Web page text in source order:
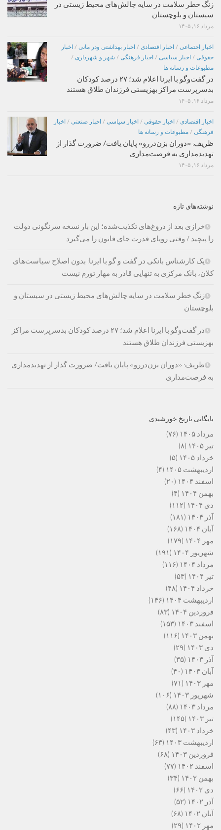
زنگ خطر سلامت در سایه چالش‌های محیط زیستی در
سیستان و بلوچستان
مرداد ۱۶, ۱۴۰۵
اخبار اجتماعی / اخبار اقتصادی / اخبار بهداشتی ودر مانی / اخبار
حقوقی / اخبار سیاسی / اخبار فرهنگی / شهر و شهرداری /
مطبوعات و رسانه ها
در گفت‌وگو با ایرنا اعلام شد؛ ۲۷ درصد کودکان
بدسرپرست مراکز بهزیستی فرزندان طلاق هستند
مرداد ۱۶, ۱۴۰۵
اخبار اقتصادی / اخبار حقوقی / اخبار سیاسی / اخبار صنعتی / اخبار
فرهنگی / مطبوعات و رسانه ها
ظریف: «دوران بزن‌دررو» پایان یافت/ ضرورت گذار از
تهدیدمداری به فرصت‌مداری
مرداد ۱۶, ۱۴۰۵
نوشته‌های تازه
خرازی بعد از دروغ‌های تکذیب‌شده؛ این بار نسخه سرنگونی دولت
را پیچید / وقتی رویای قدرت جای قانون را می‌گیرد
یک کارشناس بانکی در گفت و گو با ایرنا: بدون اصلاح سیاست‌های
کلان، بانک مرکزی به تنهایی قادر به مهار تورم نیست
زنگ خطر سلامت در سایه چالش‌های محیط زیستی در سیستان و
بلوچستان
در گفت‌وگو با ایرنا اعلام شد؛ ۲۷ درصد کودکان بدسرپرست مراکز
بهزیستی فرزندان طلاق هستند
ظریف: «دوران بزن‌دررو» پایان یافت/ ضرورت گذار از تهدیدمداری
به فرصت‌مداری
بایگانی تاریخ خورشیدی
مرداد ۱۴۰۵
(۷۶)
تیر ۱۴۰۵
(۸)
خرداد ۱۴۰۵
(۵)
اردیبهشت ۱۴۰۵
(۴)
اسفند ۱۴۰۴
(۲۰)
بهمن ۱۴۰۴
(۴)
دی ۱۴۰۴
(۱۱۲)
آذر ۱۴۰۴
(۱۸۱)
آبان ۱۴۰۴
(۱۶۸)
مهر ۱۴۰۴
(۱۷۹)
شهریور ۱۴۰۴
(۱۹۱)
مرداد ۱۴۰۴
(۱۱۶)
تیر ۱۴۰۴
(۵۳)
خرداد ۱۴۰۴
(۴۸)
اردیبهشت ۱۴۰۴
(۱۴۶)
فروردین ۱۴۰۴
(۸۳)
اسفند ۱۴۰۳
(۱۵۳)
بهمن ۱۴۰۳
(۱۱۶)
دی ۱۴۰۳
(۲۹)
آذر ۱۴۰۳
(۳۵)
آبان ۱۴۰۳
(۴۰)
مهر ۱۴۰۳
(۷۱)
شهریور ۱۴۰۳
(۱۰۶)
مرداد ۱۴۰۳
(۸۸)
تیر ۱۴۰۳
(۱۴۵)
خرداد ۱۴۰۳
(۴۳)
اردیبهشت ۱۴۰۳
(۶۳)
فروردین ۱۴۰۳
(۶۸)
اسفند ۱۴۰۲
(۷۷)
بهمن ۱۴۰۲
(۳۴)
دی ۱۴۰۲
(۶۶)
آذر ۱۴۰۲
(۵۲)
آبان ۱۴۰۲
(۶۸)
مهر ۱۴۰۲
(۲۹)